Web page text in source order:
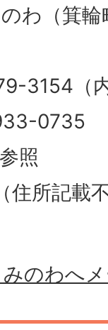
わ（箕
3154（
0735
照
所記載
のわへ